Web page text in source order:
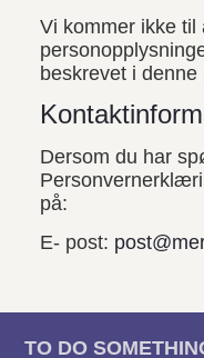
Vi kommer ikke til
beskrevet i
Dersom du har
på:
E- post:
TO DO